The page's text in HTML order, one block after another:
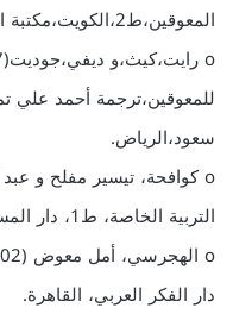
المعوقين،ط2،الكويت،مكتبة الفلاح للنشر والتوزيع.
للمعوقين،ترجمة أحمد علي
سعود،الرياض.
التربية الخاصة، ط1، دار المسيرة، عمان.
دار الفكر العربي، القاهرة.